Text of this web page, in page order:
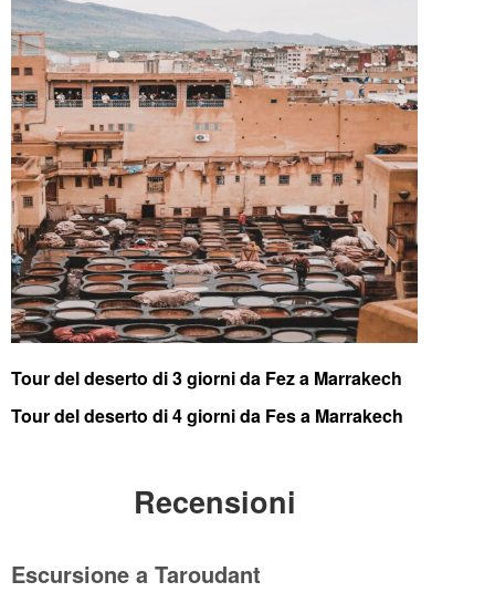
Tour del deserto di 3 giorni da Fez a Marrakech
Tour del deserto di 4 giorni da Fes a Marrakech
Recensioni
Escursione a Taroudant